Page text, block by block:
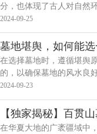
分，也体现了古人对自然
深刻理解，可以视为一种智
2024-09-25
墓地堪舆，如何能
应该注意的5个禁忌
在选择墓地时，遵循堪舆
的，以确保墓地的风水良
都有积极的影响。以下是
的5个禁忌：
2024-09-23
【独家揭秘】百贯
唐初白玉将军的不朽
在华夏大地的广袤疆域中